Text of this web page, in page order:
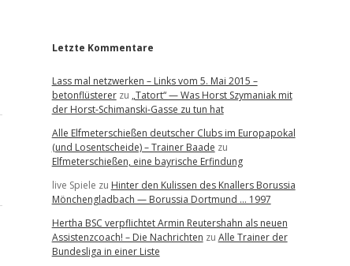
Letzte Kommentare
Lass mal netzwerken – Links vom 5. Mai 2015 –
betonflüstererzu „Tatort“ — Was Horst Szymaniak mit
der Horst-Schimanski-Gasse zu tun hat
Alle Elfmeterschießen deutscher Clubs im Europapokal
(und Losentscheide) – Trainer Baade zu
Elfmeterschießen, eine bayrische Erfindung
live Spiele zu Hinter den Kulissen des Knallers Borussia
Mönchengladbach — Borussia Dortmund … 1997
Hertha BSC verpflichtet Armin Reutershahn als neuen
Assistenzcoach! – Die Nachrichten zu Alle Trainer der
Bundesliga in einer Liste